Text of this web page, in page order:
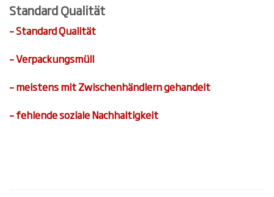
Standard Qualität
– Standard Qualität
– Verpackungsmüll
– meistens mit Zwischenhändlern gehandelt
– fehlende soziale Nachhaltigkeit